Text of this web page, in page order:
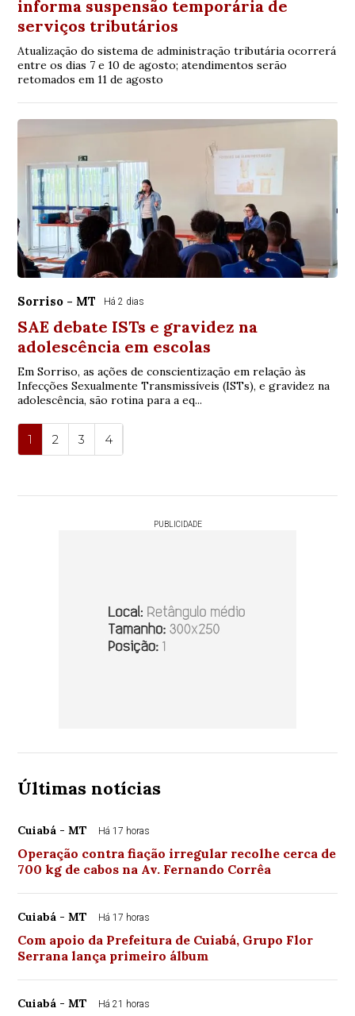
informa suspensão temporária de
serviços tributários
Atualização do sistema de administração tributária ocorrerá
entre os dias 7 e 10 de agosto; atendimentos serão
retomados em 11 de agosto
Sorriso - MT Há 2 dias
SAE debate ISTs e gravidez na
adolescência em escolas
Em Sorriso, as ações de conscientização em relação às
Infecções Sexualmente Transmissíveis (ISTs), e gravidez na
adolescência, são rotina para a eq...
1 2 3 4
PUBLICIDADE
Últimas notícias
Cuiabá - MT Há 17 horas
Operação contra fiação irregular recolhe cerca de
700 kg de cabos na Av. Fernando Corrêa
Cuiabá - MT Há 17 horas
Com apoio da Prefeitura de Cuiabá, Grupo Flor
Serrana lança primeiro álbum
Cuiabá - MT Há 21 horas